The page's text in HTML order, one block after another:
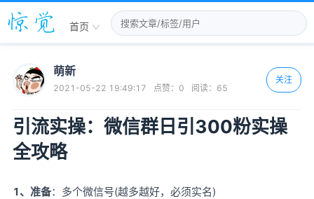
首页
萌新
2021-05-22 19:49:17 点赞： 0 阅读： 65
关注
引流实操：微信群日引300粉实操
全攻略
1、准备：多个微信号(越多越好，必须实名)